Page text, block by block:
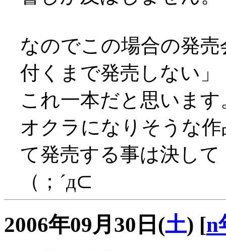
なのでこの場合の発
付くまで発売しない」
これ一本だと思います
オクラになりそうな
て発売する事は決し
（；´д⊂
2006年09月30日(土) [n